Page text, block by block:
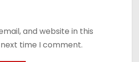
and website in this
time I comment.